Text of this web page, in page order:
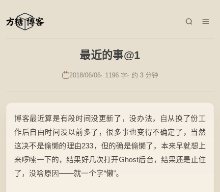
最近的事@1
2018/06/06 1196 字 约 3 分钟
博客最近算是有段时间没更新了，没办法，自从换了份工
作后自由时间没以前多了，很多事也变得不确定了，当然
这决不是偷懒的理由233，但的确是偷懒了，本来早就想上
来啰嗦一下的，结果好几次打开Ghost后台，结果还是止住
了，没啥原因——就一个字“懒”。